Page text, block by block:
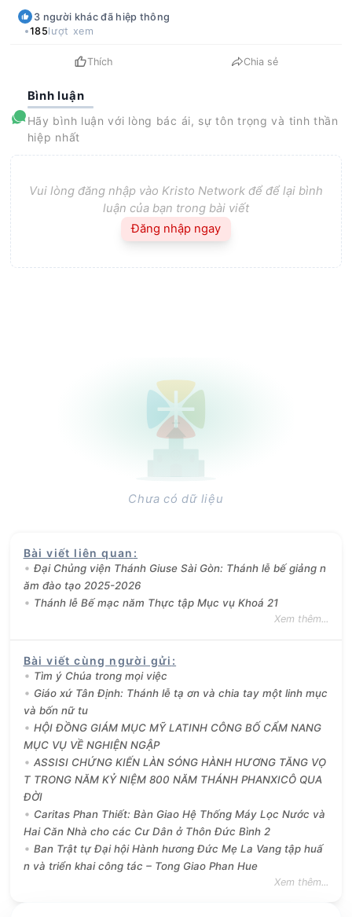
3 người khác đã hiệp thông
185lượt xem
Thích Chia sẻ
Bình luận
Hãy bình luận với lòng bác ái, sự tôn trọng và tinh thần
hiệp nhất
Vui lòng đăng nhập vào Kristo Network để để lại bình
luận của bạn trong bài viết
Đăng nhập ngay
Chưa có dữ liệu
Bài viết liên quan :
Đại Chủng viện Thánh Giuse Sài Gòn: Thánh lễ bế giảng n
ăm đào tạo 2025-2026
Thánh lễ Bế mạc năm Thực tập Mục vụ Khoá 21
Xem thêm...
Bài viết cùng người gửi :
Tìm ý Chúa trong mọi việc
Giáo xứ Tân Định: Thánh lễ tạ ơn và chia tay một linh mục
và bốn nữ tu
HỘI ĐỒNG GIÁM MỤC MỸ LATINH CÔNG BỐ CẨM NANG
MỤC VỤ VỀ NGHIỆN NGẬP
ASSISI CHỨNG KIẾN LÀN SÓNG HÀNH HƯƠNG TĂNG VỌ
T TRONG NĂM KỶ NIỆM 800 NĂM THÁNH PHANXICÔ QUA
ĐỜI
Caritas Phan Thiết: Bàn Giao Hệ Thống Máy Lọc Nước và
Hai Căn Nhà cho các Cư Dân ở Thôn Đức Bình 2
Ban Trật tự Đại hội Hành hương Đức Mẹ La Vang tập huấ
n và triển khai công tác – Tong Giao Phan Hue
Xem thêm...